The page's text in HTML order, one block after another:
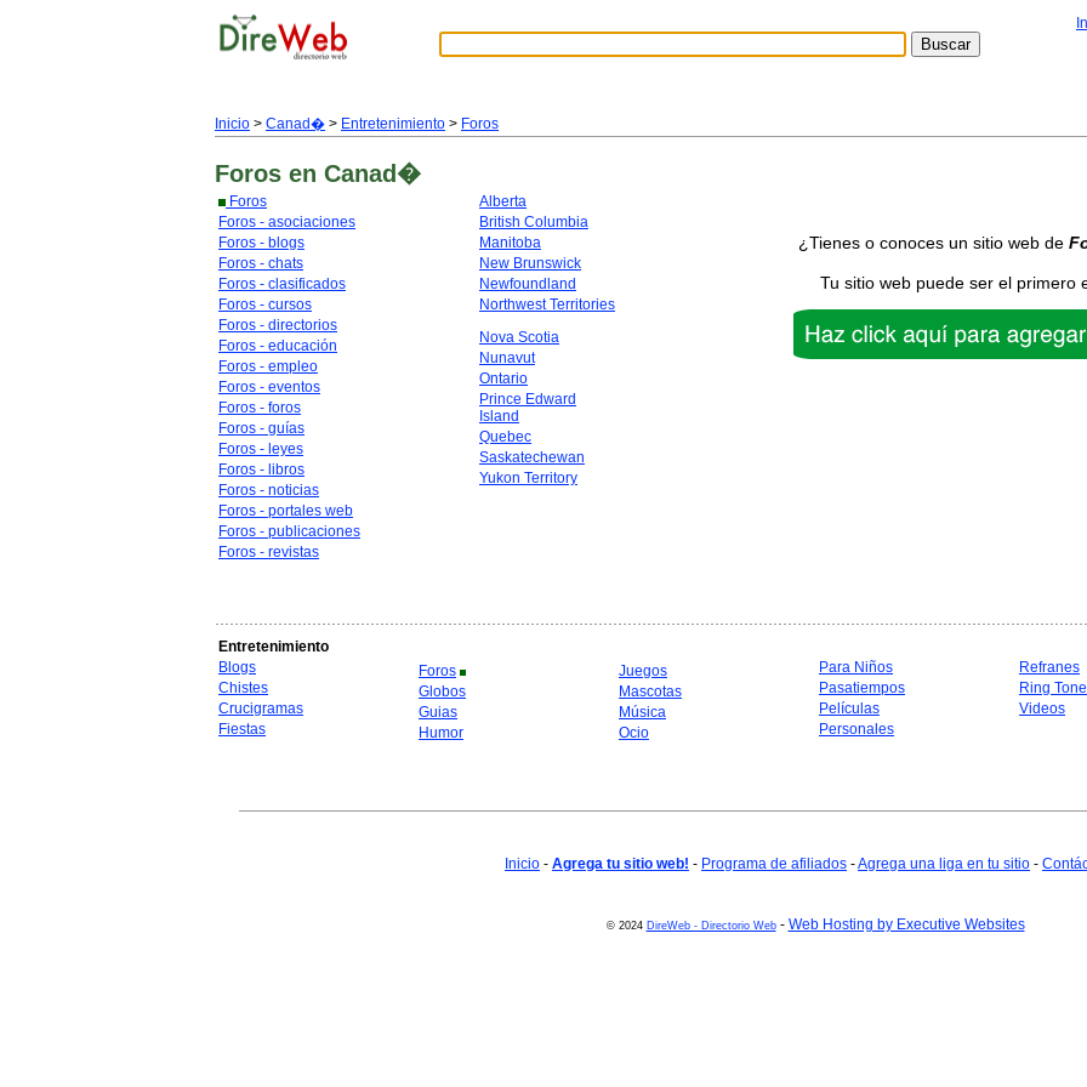
Inicio > Canad� > Entretenimiento > Foros
Foros en Canad�
Foros
Foros - asociaciones
Foros - blogs
Foros - chats
Foros - clasificados
Foros - cursos
Foros - directorios
Foros - educación
Foros - empleo
Foros - eventos
Foros - foros
Foros - guías
Foros - leyes
Foros - libros
Foros - noticias
Foros - portales web
Foros - publicaciones
Foros - revistas
Alberta
British Columbia
Manitoba
New Brunswick
Newfoundland
Northwest Territories
Nova Scotia
Nunavut
Ontario
Prince Edward
Island
Quebec
Saskatechewan
Yukon Territory
¿Tienes o conoces un sitio web de
Tu sitio web puede ser el primero
Entretenimiento
Blogs
Chistes
Crucigramas
Fiestas
Foros
Globos
Guias
Humor
Juegos
Mascotas
Música
Ocio
Para Niños
Pasatiempos
Películas
Personales
Refranes
Ring
Videos
Inicio - Agrega tu sitio web! - Programa de afiliados -Agrega una liga en tu sitio -
© 2024 DireWeb - Directorio Web- Web Hosting by Executive Websites